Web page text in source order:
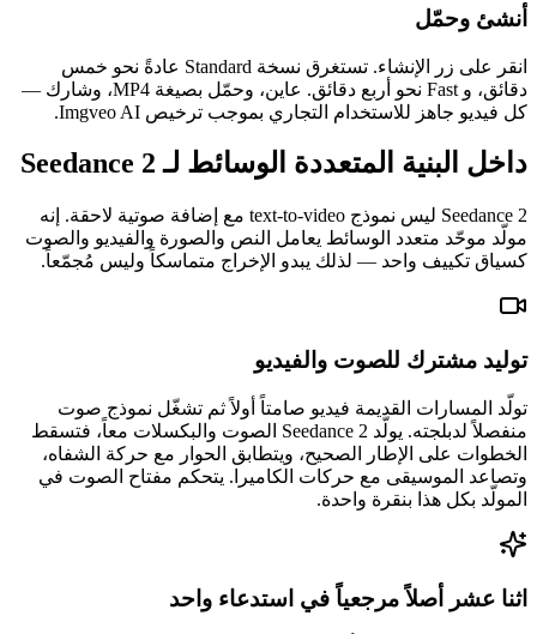
أنشئ وحمّل
انقر على زر الإنشاء. تستغرق نسخة Standard عادةً نحو خمس
دقائق، و Fast نحو أربع دقائق. عاين، وحمّل بصيغة MP4، وشارك —
كل فيديو جاهز للاستخدام التجاري بموجب ترخيص Imgveo AI.
داخل البنية المتعددة الوسائط لـ Seedance 2
Seedance 2 ليس نموذج text-to-video مع إضافة صوتية لاحقة. إنه
مولّد موحّد متعدد الوسائط يعامل النص والصورة والفيديو والصوت
كسياق تكييف واحد — لذلك يبدو الإخراج متماسكاً وليس مُجمّعاً.
توليد مشترك للصوت والفيديو
تولّد المسارات القديمة فيديو صامتاً أولاً ثم تشغّل نموذج صوت
منفصلاً لدبلجته. يولّد Seedance 2 الصوت والبكسلات معاً، فتسقط
الخطوات على الإطار الصحيح، ويتطابق الحوار مع حركة الشفاه،
وتصاعد الموسيقى مع حركات الكاميرا. يتحكم مفتاح الصوت في
المولّد بكل هذا بنقرة واحدة.
اثنا عشر أصلاً مرجعياً في استدعاء واحد